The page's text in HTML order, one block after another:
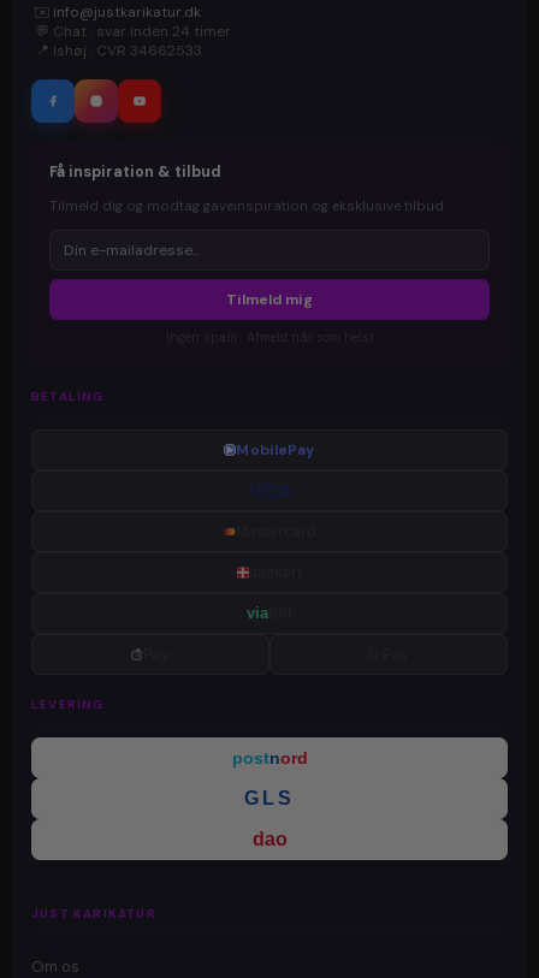
✉️ info@justkarikatur.dk
💬 Chat · svar inden 24 timer
📍 Ishøj · CVR 34662533
Få inspiration & tilbud
Tilmeld dig og modtag gaveinspiration og eksklusive tilbud.
Tilmeld mig
JUST KARIKATUR
Om os
BETALING
MobilePay
VISA
via
LEVERING
postnord
GLS
dao